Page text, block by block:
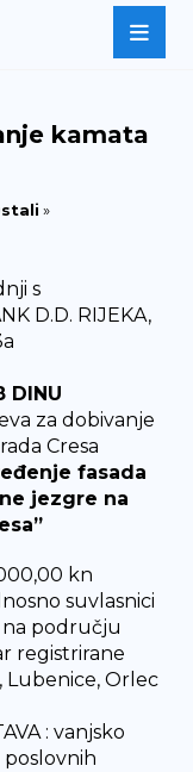
kamata
»
s
D.D. RIJEKA,
DINU
za dobivanje
Cresa
fasada
jezgre na
kn
suvlasnici
na području
registrirane
Lubenice, Orlec
: vanjsko